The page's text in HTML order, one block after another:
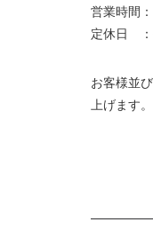
営業時間
定休日 ：
お客様並
上げます。